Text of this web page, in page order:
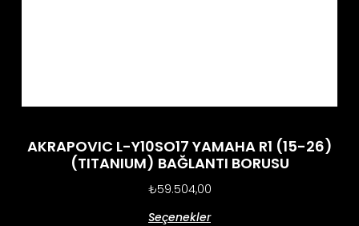
AKRAPOVIC L-Y10SO17 YAMAHA R1 (15-26)
(TITANIUM) BAĞLANTI BORUSU
₺59.504,00
Seçenekler